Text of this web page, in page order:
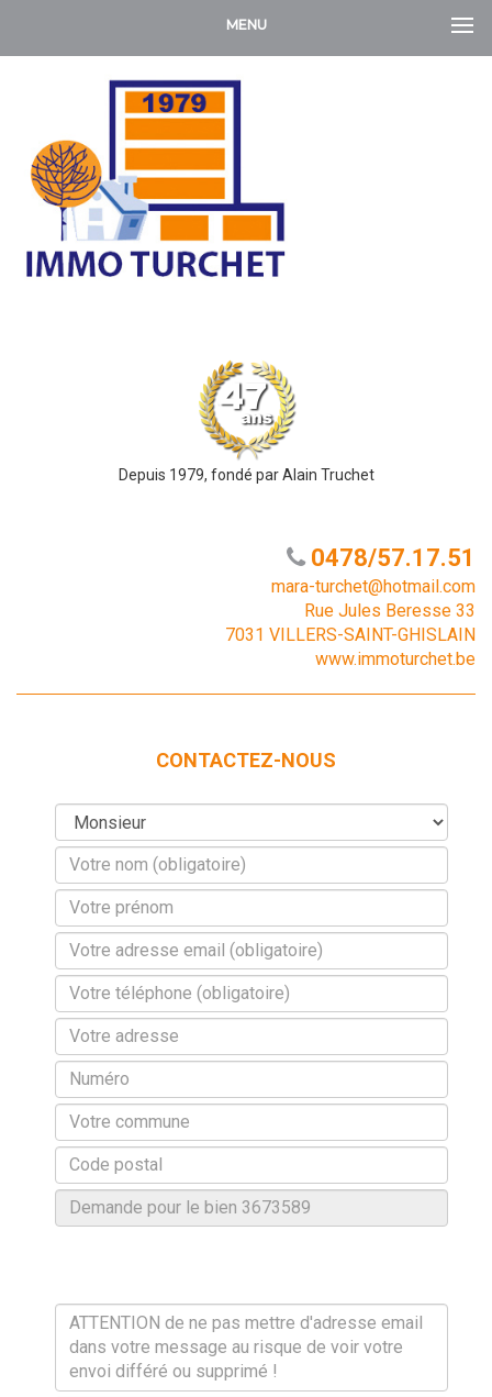
MENU
Depuis 1979, fondé par Alain Truchet
0478/57.17.51
mara-turchet@hotmail.com
Rue Jules Beresse 33
7031 VILLERS-SAINT-GHISLAIN
www.immoturchet.be
CONTACTEZ-NOUS